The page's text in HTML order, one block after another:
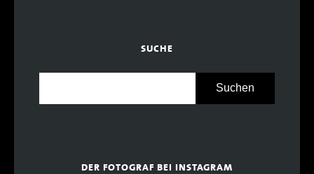
SUCHE
DER FOTOGRAF BEI INSTAGRAM